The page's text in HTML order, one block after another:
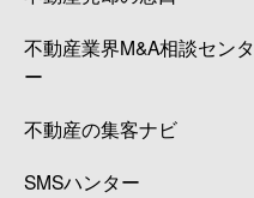
不動産業界M&A相談センタ
ー
不動産の集客ナビ
SMSハンター